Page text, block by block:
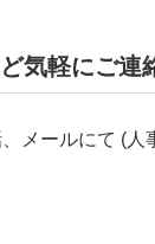
気軽にご連
メールにて (人